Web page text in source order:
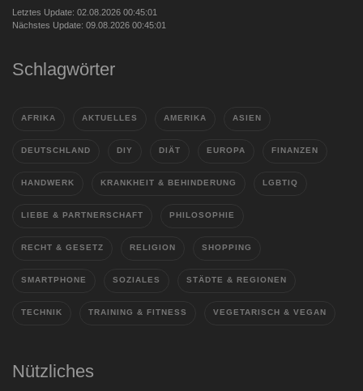
Letztes Update: 02.08.2026 00:45:01
Nächstes Update: 09.08.2026 00:45:01
Schlagwörter
AFRIKA AKTUELLES AMERIKA ASIEN
DEUTSCHLAND DIY DIÄT EUROPA FINANZEN
HANDWERK KRANKHEIT & BEHINDERUNG LGBTIQ
LIEBE & PARTNERSCHAFT PHILOSOPHIE
RECHT & GESETZ RELIGION SHOPPING
SMARTPHONE SOZIALES STÄDTE & REGIONEN
TECHNIK TRAINING & FITNESS VEGETARISCH & VEGAN
Nützliches